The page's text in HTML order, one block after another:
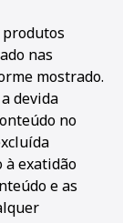
produtos
nas
mostrado.
devida
no
à exatidão
e as